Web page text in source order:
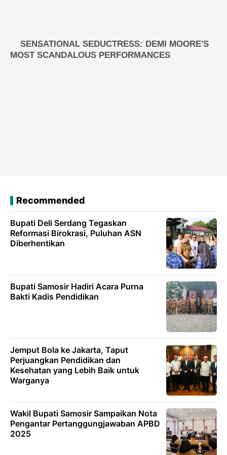
Recommended
Bupati Deli Serdang Tegaskan
Reformasi Birokrasi, Puluhan ASN
Diberhentikan
Bupati Samosir Hadiri Acara Purna
Bakti Kadis Pendidikan
Jemput Bola ke Jakarta, Taput
Perjuangkan Pendidikan dan
Kesehatan yang Lebih Baik untuk
Warganya
Wakil Bupati Samosir Sampaikan Nota
Pengantar Pertanggungjawaban APBD
2025